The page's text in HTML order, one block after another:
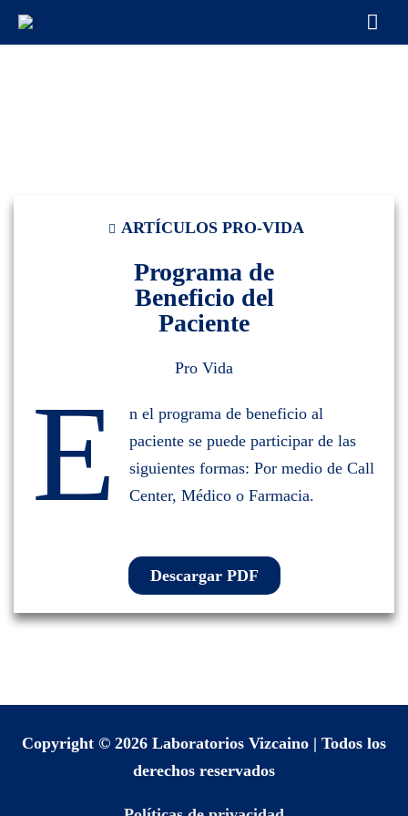
ARTÍCULOS PRO-VIDA
Programa de
Beneficio del
Paciente
Pro Vida
E
n el programa de beneficio al
paciente se puede participar de las
siguientes formas: Por medio de Call
Center, Médico o Farmacia.
Descargar PDF
Copyright © 2026 Laboratorios Vizcaino | Todos los
derechos reservados